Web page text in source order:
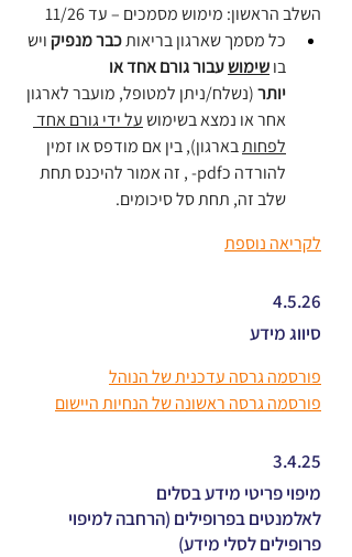
השלב הראשון: מימוש מסמכים – עד 11/26
כל מסמך שארגון בריאות כבר מנפיק ויש
בו שימוש עבור גורם אחד או
יותר (נשלח/ניתן למטופל, מועבר לארגון
אחר או נמצא בשימוש על ידי גורם אחד
לפחות בארגון), בין אם מודפס או זמין
להורדה כpdf- , זה אמור להיכנס תחת
שלב זה, תחת סל סיכומים.
לקריאה נוספת
4.5.26
סיווג מידע
פורסמה גרסה עדכנית של הנוהל
פורסמה גרסה ראשונה של הנחיות היישום
3.4.25
מיפוי פריטי מידע בסלים
לאלמנטים בפרופילים (הרחבה למיפוי
פרופילים לסלי מידע)